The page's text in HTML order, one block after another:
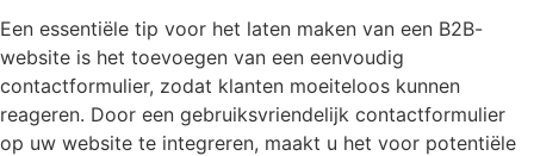
Een essentiële tip voor het laten maken van een B2B-
website is het toevoegen van een eenvoudig
contactformulier, zodat klanten moeiteloos kunnen
reageren. Door een gebruiksvriendelijk contactformulier
op uw website te integreren, maakt u het voor potentiële